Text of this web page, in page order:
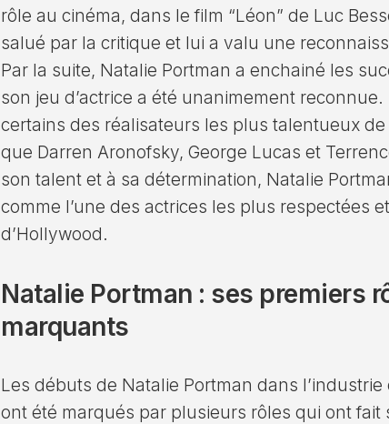
rôle au cinéma, dans le film “Léon” de Luc
salué par la critique et lui a valu une
Par la suite, Natalie Portman a enchainé les
son jeu d’actrice a été unanimement
certains des réalisateurs les plus talentueux
que Darren Aronofsky, George Lucas et
son talent et à sa détermination, Natalie
comme l’une des actrices les plus respectées
d’Hollywood.
Natalie Portman : ses premiers
marquants
Les débuts de Natalie Portman dans
ont été marqués par plusieurs rôles qui ont fait